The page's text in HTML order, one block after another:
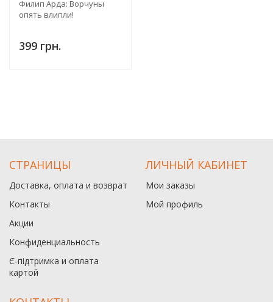
Филип Арда: Ворчуны
опять влипли!
399 грн.
СТРАНИЦЫ
Доставка, оплата и возврат
Контакты
Акции
Конфиденциальность
Є-підтримка и оплата
картой
ЛИЧНЫЙ КАБИНЕТ
Мои заказы
Мой профиль